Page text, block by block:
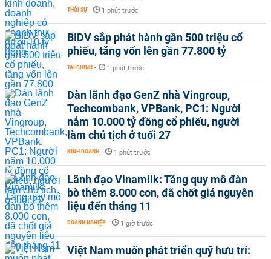
THỜI SỰ - 1 phút trước
BIDV sắp phát hành gần 500 triệu cổ
phiếu, tăng vốn lên gần 77.800 tỷ
TÀI CHÍNH - 1 phút trước
Dàn lãnh đạo GenZ nhà Vingroup,
Techcombank, VPBank, PC1: Người
nắm 10.000 tỷ đồng cổ phiếu, người
làm chủ tịch ở tuổi 27
KINH DOANH - 1 phút trước
Lãnh đạo Vinamilk: Tăng quy mô đàn
bò thêm 8.000 con, đã chốt giá nguyên
liệu đến tháng 11
DOANH NGHIỆP - 1 giờ trước
Việt Nam muốn phát triển quỹ hưu trí: